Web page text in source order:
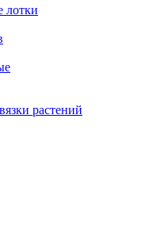
лотки
растений